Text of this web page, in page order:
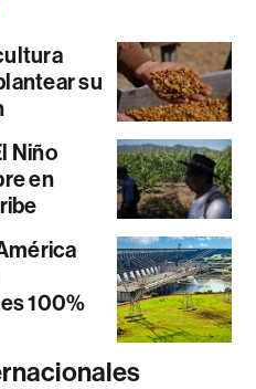
su
Niño
en
100%